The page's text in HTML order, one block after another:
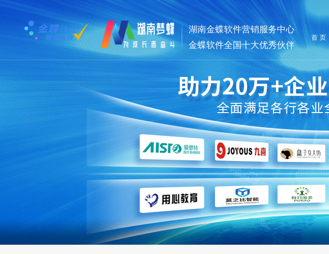
湖南金蝶软件营销服务中心
金蝶软件全国十大优秀伙伴
首 页